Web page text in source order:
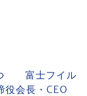
つ 富士フイル
役会長・CEO